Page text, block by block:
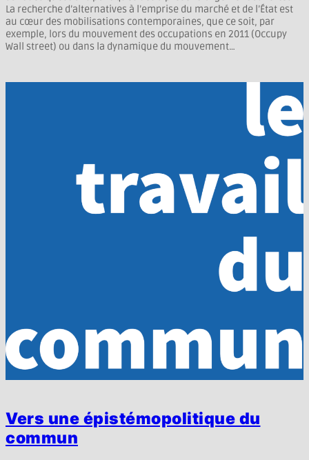
La recherche d’alternatives à l’emprise du marché et de l’État est
au cœur des mobilisations contemporaines, que ce soit, par
exemple, lors du mouvement des occupations en 2011 (Occupy
Wall street) ou dans la dynamique du mouvement…
Vers une épistémopolitique du
commun